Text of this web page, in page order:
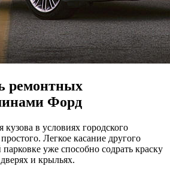
ремонтных
Форд
в условиях городского
Легкое касание другого
уже способно содрать краску
и крыльях.